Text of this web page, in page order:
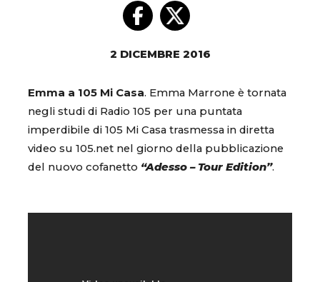
2 DICEMBRE 2016
Emma a 105 Mi Casa. Emma Marrone è tornata
negli studi di Radio 105 per una puntata
imperdibile di 105 Mi Casa trasmessa in diretta
video su 105.net nel giorno della pubblicazione
del nuovo cofanetto “Adesso – Tour Edition”.